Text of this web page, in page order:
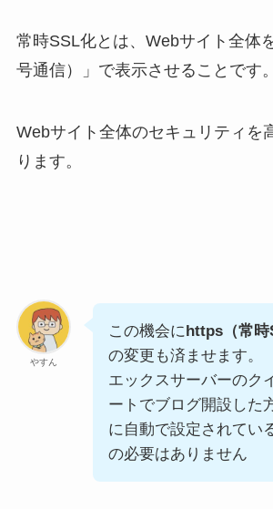
常時SSL化とは、Webサイト全体
号通信）」で表示させることです。
Webサイト全体のセキュリティを
ります。
やすん
この機会にhttps（常時
の変更も済ませます。
エックスサーバーのク
ートでブログ開設した
に自動で設定されてい
の必要はありません